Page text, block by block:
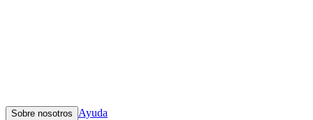
Sobre nosotros Ayuda